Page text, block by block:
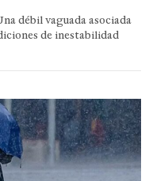
débil vaguada asociada
de inestabilidad